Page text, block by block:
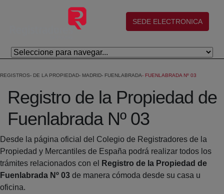
Salta al contingut principal
(abre en nueva ventana)
SEDE ELECTRONICA
REGISTROS DE LA PROPIEDAD MADRID FUENLABRADA FUENLABRADA Nº 03
Registro de la Propiedad de
Fuenlabrada Nº 03
Desde la página oficial del Colegio de Registradores de la
Propiedad y Mercantiles de España podrá realizar todos los
trámites relacionados con el
Registro de la Propiedad de
Fuenlabrada Nº 03 de manera cómoda desde su casa u
oficina.